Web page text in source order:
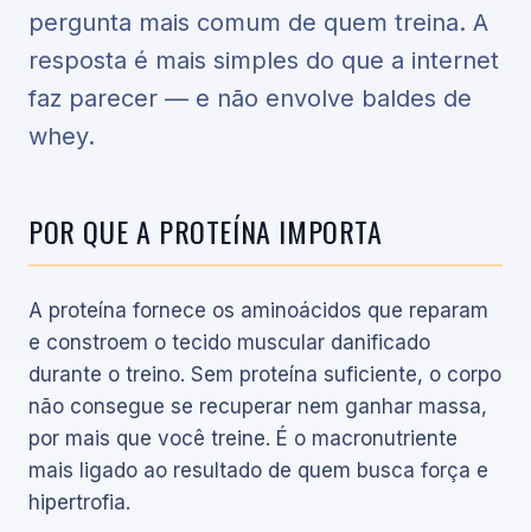
pergunta mais comum de quem treina. A
resposta é mais simples do que a internet
faz parecer — e não envolve baldes de
whey.
POR QUE A PROTEÍNA IMPORTA
A proteína fornece os aminoácidos que reparam
e constroem o tecido muscular danificado
durante o treino. Sem proteína suficiente, o corpo
não consegue se recuperar nem ganhar massa,
por mais que você treine. É o macronutriente
mais ligado ao resultado de quem busca força e
hipertrofia.